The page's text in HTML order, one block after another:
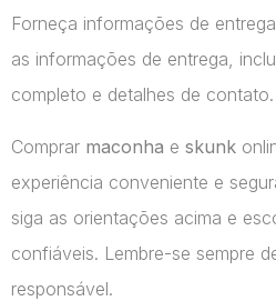
Forneça informações de
as informações de entrega,
completo e detalhes de contato.
Comprar maconha e skunk
experiência conveniente e
siga as orientações acima e
confiáveis. Lembre-se sempre
responsável.